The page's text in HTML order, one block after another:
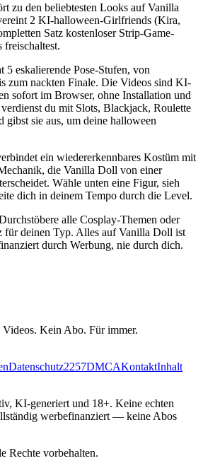
zu den beliebtesten Looks auf Vanilla
2 KI-halloween-Girlfriends (Kira,
Satz kostenloser Strip-Game-
5 eskalierende Pose-Stufen, von
zum nackten Finale. Die Videos sind KI-
sofort im Browser, ohne Installation und
du mit Slots, Blackjack, Roulette
gibst sie aus, um deine halloween
ein wiedererkennbares Kostüm mit
die Vanilla Doll von einer
Wähle unten eine Figur, sieh
dich in deinem Tempo durch die Level.
alle Cosplay-Themen oder
für deinen Typ. Alles auf Vanilla Doll ist
durch Werbung, nie durch dich.
Kein Abo. Für immer.
Datenschutz2257DMCAKontaktInhalt
KI-generiert und 18+. Keine echten
werbefinanziert — keine Abos
Rechte vorbehalten.